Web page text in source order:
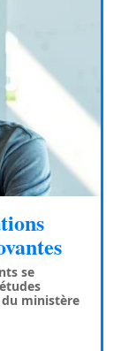
se
ministère